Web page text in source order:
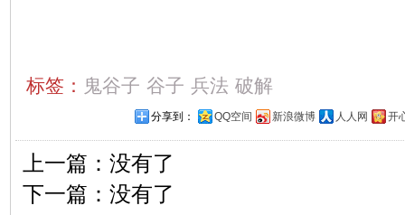
标签： 鬼谷子 谷子 兵法 破解
分享到： QQ空间 新浪微博 人人网 开
上一篇：没有了
下一篇：没有了